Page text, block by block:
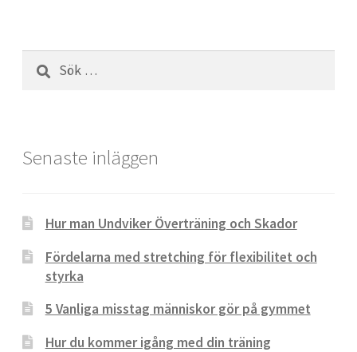
Sök
efter:
Senaste inläggen
Hur man Undviker Överträning och Skador
Fördelarna med stretching för flexibilitet och
styrka
5 Vanliga misstag människor gör på gymmet
Hur du kommer igång med din träning